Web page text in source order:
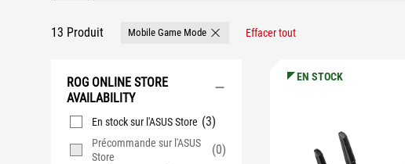
13 Produit Mobile Game Mode Remove Mobile Game Mode
Effacer tout
ROG ONLINE STORE
AVAILABILITY
En stock sur l'ASUS Store (3)
Précommande sur l'ASUS
Store
(0)
EN STOCK